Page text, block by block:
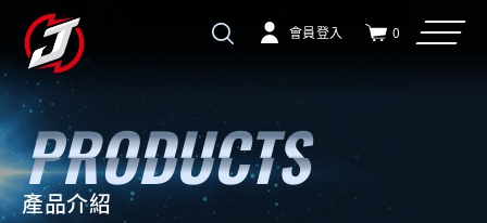
會員登入 0
產品介紹